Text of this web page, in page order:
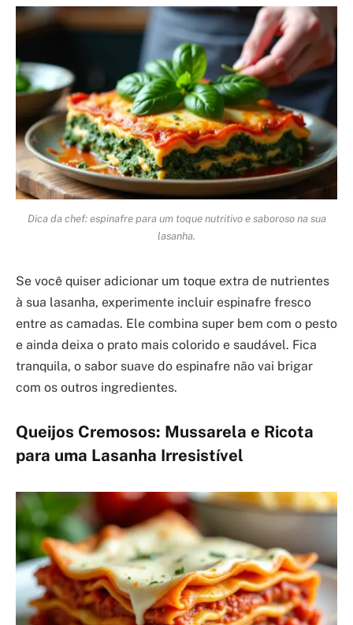
Dica da chef: espinafre para um toque nutritivo e saboroso na sua
lasanha.
Se você quiser adicionar um toque extra de nutrientes
à sua lasanha, experimente incluir espinafre fresco
entre as camadas. Ele combina super bem com o pesto
e ainda deixa o prato mais colorido e saudável. Fica
tranquila, o sabor suave do espinafre não vai brigar
com os outros ingredientes.
Queijos Cremosos: Mussarela e Ricota
para uma Lasanha Irresistível